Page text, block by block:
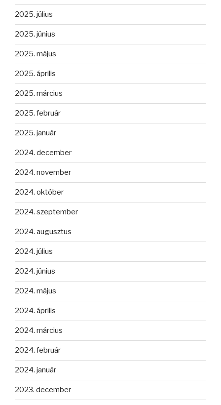
2025. július
2025. június
2025. május
2025. április
2025. március
2025. február
2025. január
2024. december
2024. november
2024. október
2024. szeptember
2024. augusztus
2024. július
2024. június
2024. május
2024. április
2024. március
2024. február
2024. január
2023. december